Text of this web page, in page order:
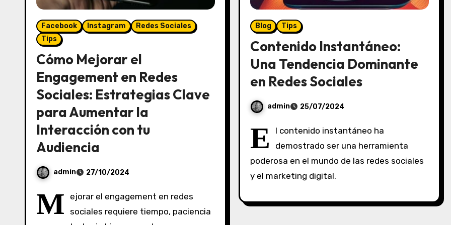
Facebook Instagram
Redes Sociales
Tips
Cómo Mejorar el
Engagement en Redes
Sociales: Estrategias Clave
para Aumentar la
Interacción con tu
Audiencia
admin 27/10/2024
n
M
ejorar el engagement en redes
sociales requiere tiempo, paciencia
Blog Tips
Contenido Instantáneo:
Una Tendencia Dominante
en Redes Sociales
admin 25/07/2024
n
c
o
n
E
l contenido instantáneo ha
demostrado ser una herramienta
poderosa en el mundo de las redes sociales
y el marketing digital.